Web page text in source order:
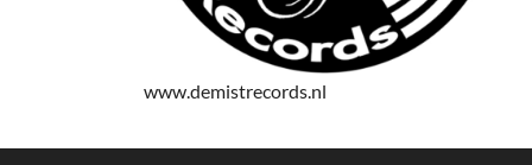
www.demistrecords.nl